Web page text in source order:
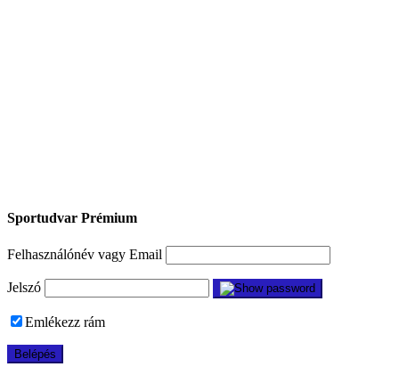
Sportudvar Prémium
Felhasználónév vagy Email
Jelszó
Emlékezz rám